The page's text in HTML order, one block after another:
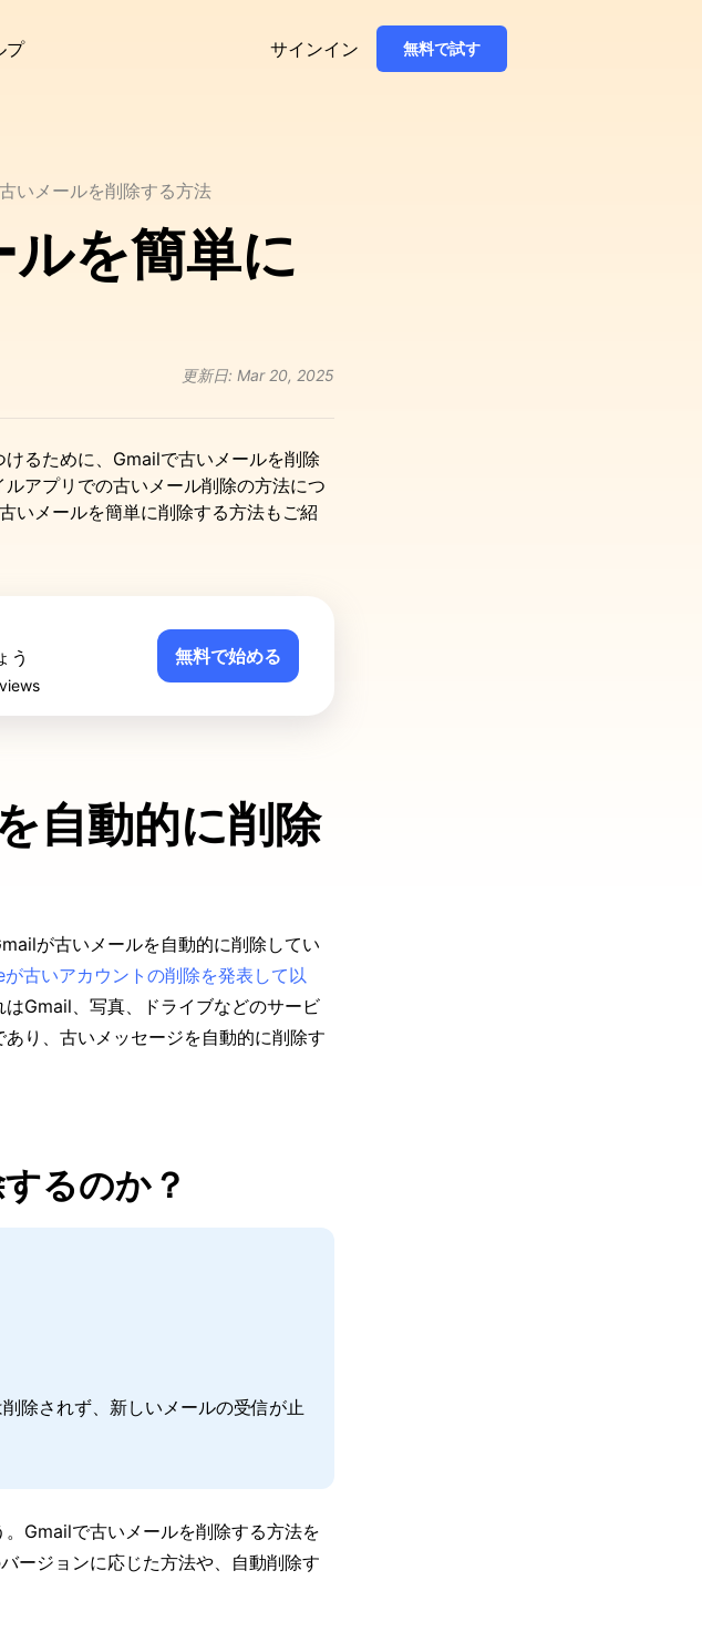
プ サインイン 無料で試す
いメールを削除する方法
を簡単に
更新日: Mar 20, 2025
るために、Gmailで古いメールを削除
アプリでの古いメール削除の方法につ
いメールを簡単に削除する方法もご紹
う
無料で始める
自動的に削除
が古いメールを自動的に削除してい
古いアカウントの削除を発表して以
Gmail、写真、ドライブなどのサービ
り、古いメッセージを自動的に削除す
るのか？
除されず、新しいメールの受信が止
Gmailで古いメールを削除する方法を
ージョンに応じた方法や、自動削除す